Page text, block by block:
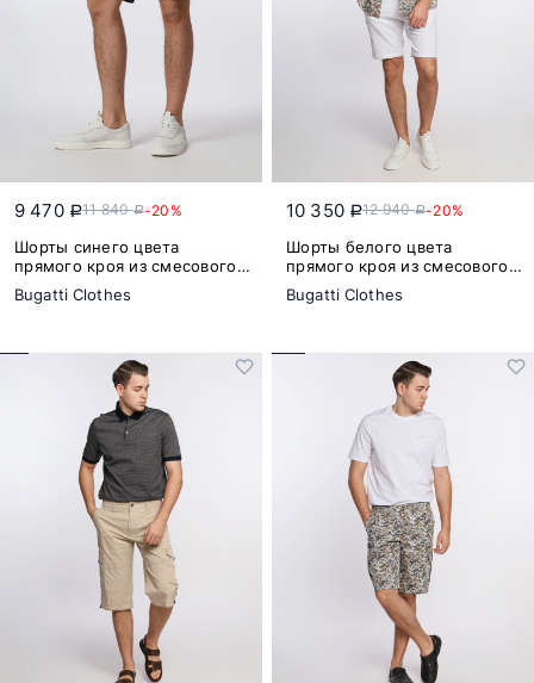
9 470 a11 840a-20%
Шорты синего цвета
прямого кроя из смесового
хлопка
Bugatti Clothes
10 350 a12 940a-20%
Шорты белого цвета
прямого кроя из смесового
хлопка
Bugatti Clothes